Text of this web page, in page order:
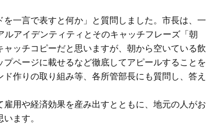
一言で表すと何か」と質問しました。市長は、一
アイデンティティとそのキャッチフレーズ「朝
ッチコピーだと思いますが、朝から空いている飲
ページに載せるなど徹底してアピールすることを
作りの取り組み等、各所管部長にも質問し、答え
用や経済効果を産み出すとともに、地元の人がお
ます。